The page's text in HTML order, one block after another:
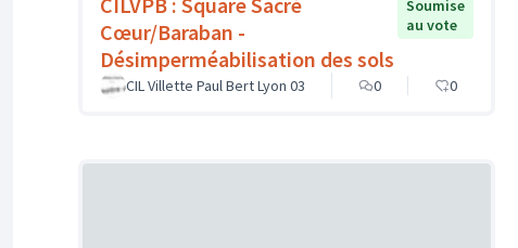
Cœur/Baraban -
Désimperméabilisation des sols
Soumise
au vote
CIL Villette Paul Bert Lyon 03 0 0